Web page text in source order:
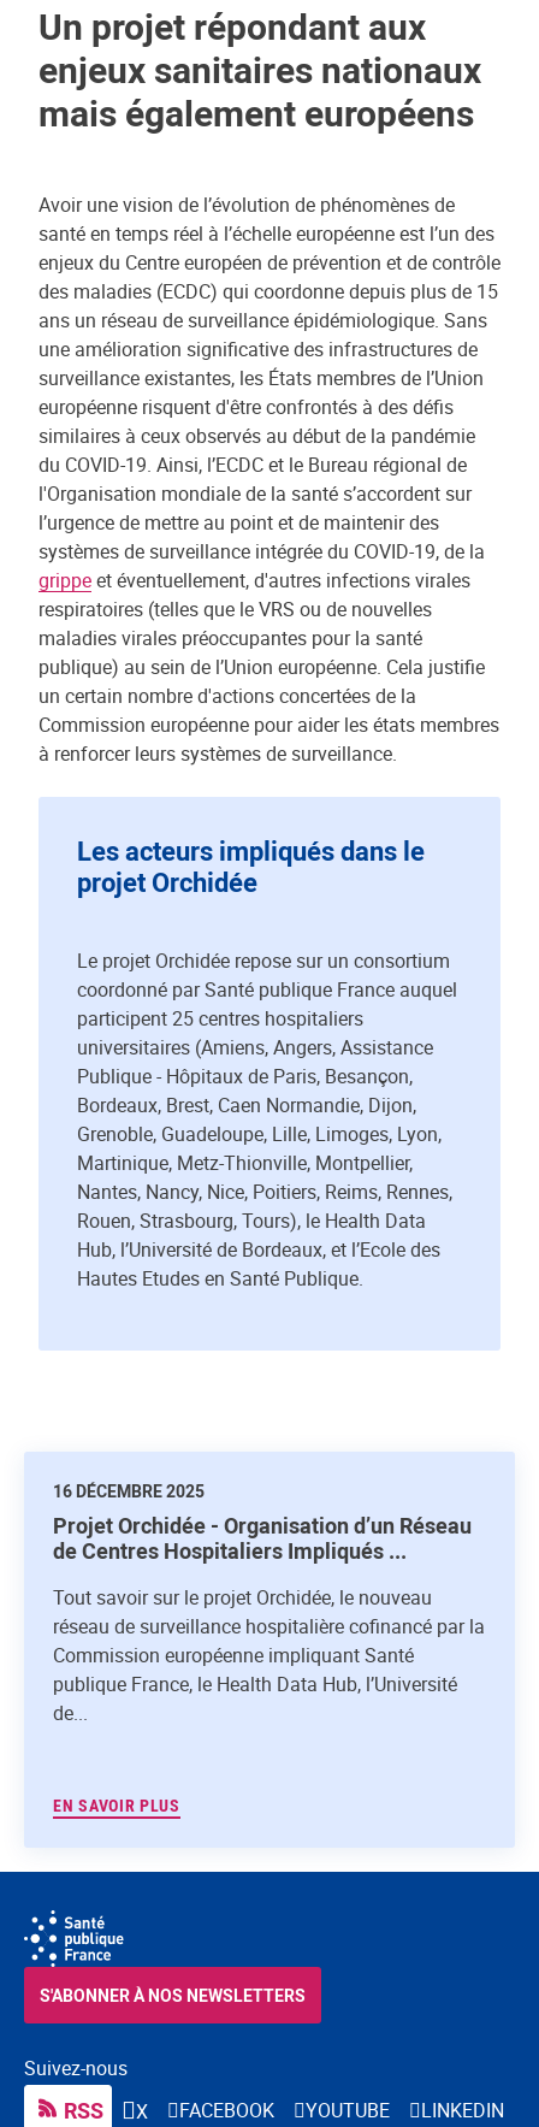
Un projet répondant aux
enjeux sanitaires nationaux
mais également européens
Avoir une vision de l’évolution de phénomènes de
santé en temps réel à l’échelle européenne est l’un des
enjeux du Centre européen de prévention et de contrôle
des maladies (ECDC) qui coordonne depuis plus de 15
ans un réseau de surveillance épidémiologique. Sans
une amélioration significative des infrastructures de
surveillance existantes, les États membres de l’Union
européenne risquent d'être confrontés à des défis
similaires à ceux observés au début de la pandémie
du COVID-19. Ainsi, l’ECDC et le Bureau régional de
l'Organisation mondiale de la santé s’accordent sur
l’urgence de mettre au point et de maintenir des
systèmes de surveillance intégrée du COVID-19, de la
grippeet éventuellement, d'autres infections virales
respiratoires (telles que le VRS ou de nouvelles
maladies virales préoccupantes pour la santé
publique) au sein de l’Union européenne. Cela justifie
un certain nombre d'actions concertées de la
Commission européenne pour aider les états membres
à renforcer leurs systèmes de surveillance.
Les acteurs impliqués dans le
projet Orchidée
Le projet Orchidée repose sur un consortium
coordonné par Santé publique France auquel
participent 25 centres hospitaliers
universitaires (Amiens, Angers, Assistance
Publique - Hôpitaux de Paris, Besançon,
Bordeaux, Brest, Caen Normandie, Dijon,
Grenoble, Guadeloupe, Lille, Limoges, Lyon,
Martinique, Metz-Thionville, Montpellier,
Nantes, Nancy, Nice, Poitiers, Reims, Rennes,
Rouen, Strasbourg, Tours), le Health Data
Hub, l’Université de Bordeaux, et l’Ecole des
Hautes Etudes en Santé Publique.
16 DÉCEMBRE 2025
Projet Orchidée - Organisation d’un Réseau
de Centres Hospitaliers Impliqués ...
Tout savoir sur le projet Orchidée, le nouveau
réseau de surveillance hospitalière cofinancé par la
Commission européenne impliquant Santé
publique France, le Health Data Hub, l’Université
de...
EN SAVOIR PLUS
Suivez-nous
RSS X FACEBOOK YOUTUBE LINKEDIN
S'ABONNER À NOS NEWSLETTERS